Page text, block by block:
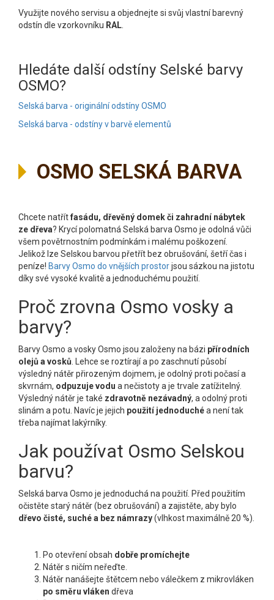
Využijte nového servisu a objednejte si svůj vlastní barevný
odstín dle vzorkovníku RAL.
Hledáte další odstíny Selské barvy
OSMO?
Selská barva - originální odstíny OSMO
Selská barva - odstíny v barvě elementů
OSMO SELSKÁ BARVA
Chcete natřítfasádu, dřevěný domek či zahradní nábytek
ze dřeva? Krycí polomatná Selská barva Osmo je odolná vůči
všem povětrnostním podmínkám i malému poškození.
Jelikož lze Selskou barvou přetřít bez obrušování, šetří čas i
peníze! Barvy Osmo do vnějších prostorjsou sázkou na jistotu
díky své vysoké kvalitě a jednoduchému použití.
Proč zrovna Osmo vosky a
barvy?
Barvy Osmo a vosky Osmo jsou založeny na bázi přírodních
olejů a vosků. Lehce se roztírají a po zaschnutí působí
výsledný nátěr přirozeným dojmem, je odolný proti počasí a
skvrnám, odpuzuje vodu a nečistoty a je trvale zatížitelný.
Výsledný nátěr je také zdravotně nezávadný, a odolný proti
slinám a potu. Navíc je jejich použití jednoduchéa není tak
třeba najímat lakýrníky.
Jak používat Osmo Selskou
barvu?
Selská barva Osmo je jednoduchá na použití. Před použitím
očistěte starý nátěr (bez obrušování) a zajistěte, aby bylo
dřevo čisté, suché a bez námrazy(vlhkost maximálně 20 %).
Po otevření obsah dobře promíchejte
Nátěr s ničím neřeďte.
Nátěr nanášejte štětcem nebo válečkem z mikrovláken
po směru vláken dřeva